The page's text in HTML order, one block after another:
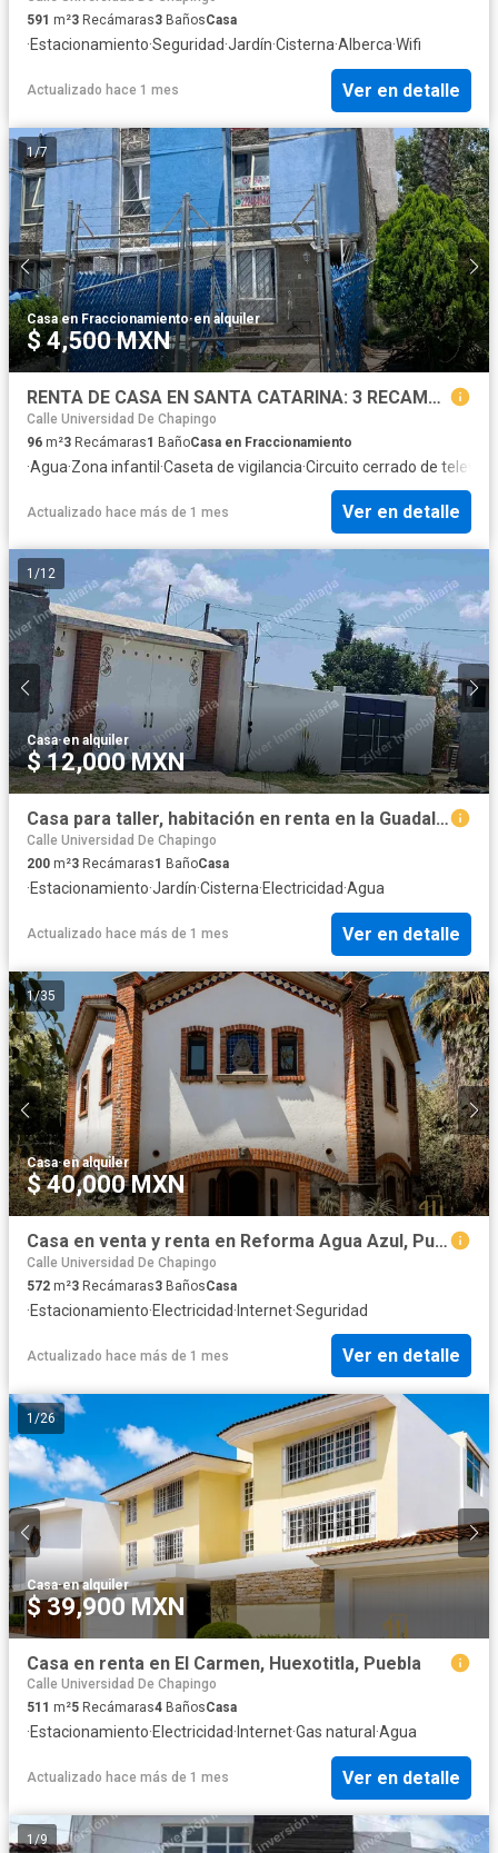
591 m²3 Recámaras3 BañosCasa
·Estacionamiento·Seguridad·Jardín·Cisterna·Alberca·Wifi
Actualizado hace 1 mes Ver en detalle
1/7
Casa en Fraccionamiento·en alquiler
$ 4,500 MXN
RENTA DE CASA EN SANTA CATARINA: 3 RECAMARAS, 1 BAÑO, ESTACIONAMIENTO 1 AUTO, CON PROTECCIONES.
Calle Universidad De Chapingo
96 m²3 Recámaras1 BañoCasa en Fraccionamiento
·Agua·Zona infantil ·Caseta de vigilancia·Circuito cerrado de
Actualizado hace más de 1 mes Ver en detalle
1 /12
Casa·en alquiler
$ 12,000 MXN
Casa para taller, habitación en renta en la Guadalupana
Calle Universidad De Chapingo
200 m²3 Recámaras1 BañoCasa
·Estacionamiento·Jardín·Cisterna·Electricidad·Agua
Actualizado hace más de 1 mes Ver en detalle
1/35
Casa·en alquiler
$ 40,000 MXN
Casa en venta y renta en Reforma Agua Azul, Puebla
Calle Universidad De Chapingo
572 m²3 Recámaras3 BañosCasa
·Estacionamiento·Electricidad· Internet·Seguridad
Actualizado hace más de 1 mes Ver en detalle
1 /26
Casa·en alquiler
$ 39,900 MXN
Casa en renta en El Carmen, Huexotitla, Puebla
Calle Universidad De Chapingo
511 m²5 Recámaras4 BañosCasa
·Estacionamiento·Electricidad· Internet·Gas natural ·Agua
Actualizado hace más de 1 mes Ver en detalle
1/9